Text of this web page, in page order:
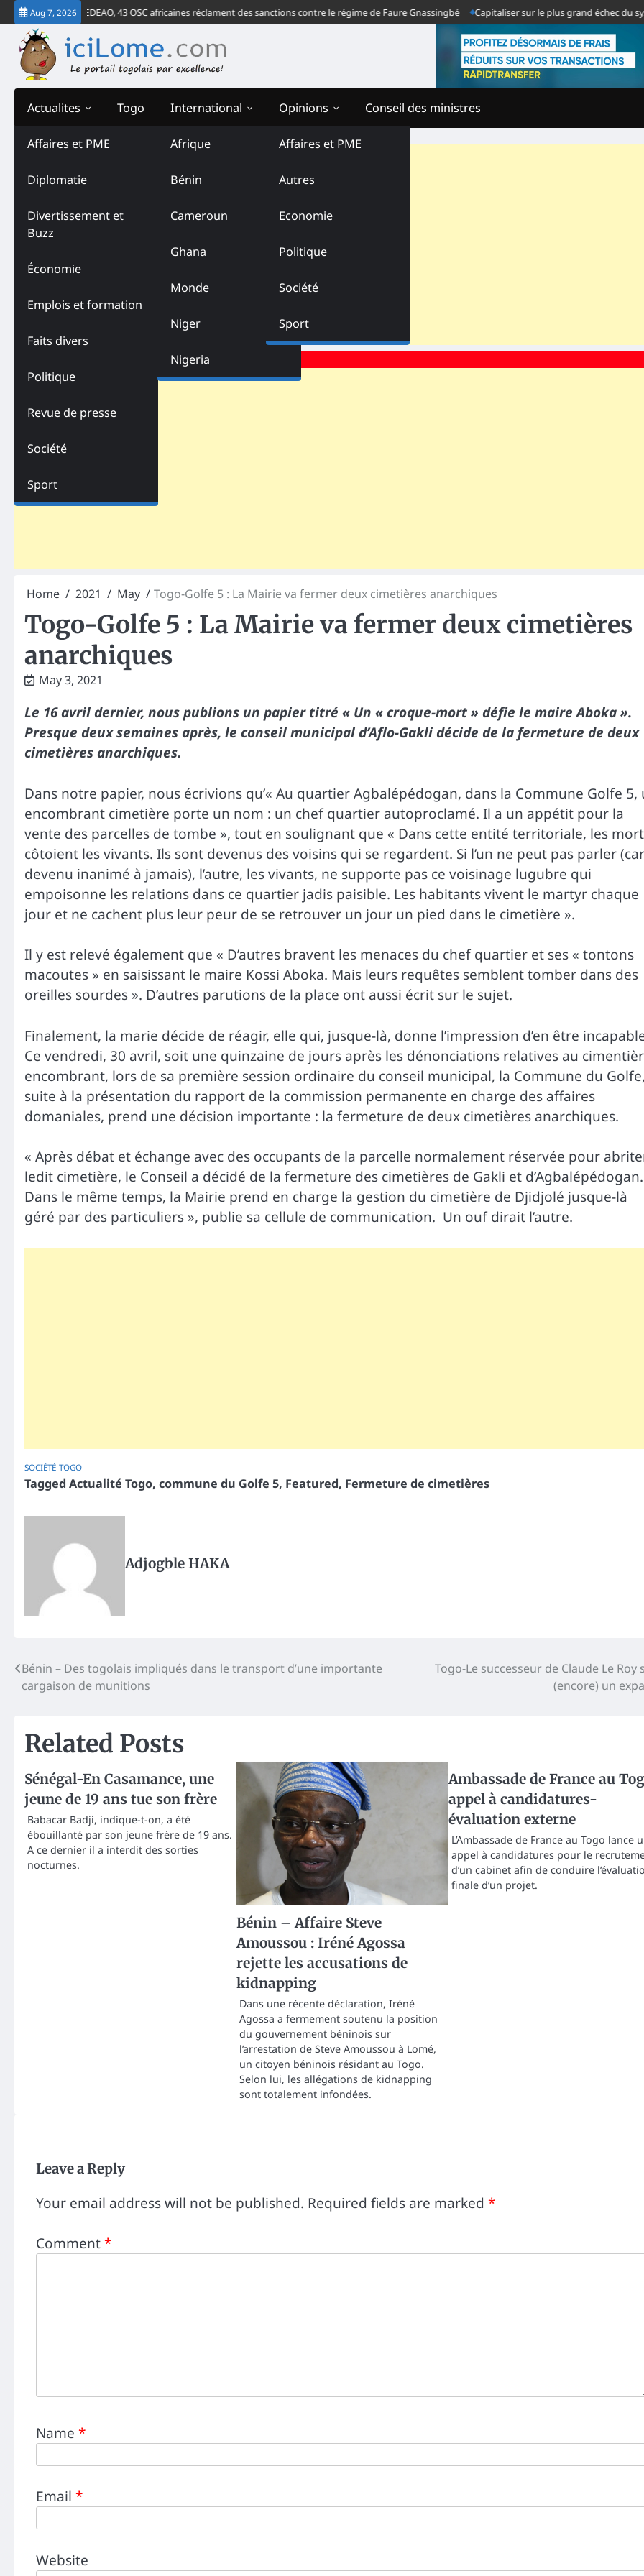
Skip
to
content
Aug 7, 2026
de la CEDEAO, 43 OSC africaines réclament des sanctions contre le régime de Faure Gnassingbé Capitaliser sur le plus grand échec du système
Actualites
Affaires et PME
Diplomatie
Divertissement et
Buzz
Économie
Emplois et formation
Faits divers
Politique
Revue de presse
Société
Sport
Togo International
Afrique
Bénin
Cameroun
Ghana
Monde
Niger
Nigeria
Opinions
Affaires et PME
Autres
Economie
Politique
Société
Sport
Conseil des ministres
Home 2021 May Togo-Golfe 5 : La Mairie va fermer deux cimetières anarchiques
Togo-Golfe 5 : La Mairie va fermer deux cimetières
anarchiques
May 3, 2021
Le 16 avril dernier, nous publions un papier titré « Un « croque-mort » défie le maire Aboka ».
Presque deux semaines après, le conseil municipal d’Aflo-Gakli décide de la fermeture de deux
cimetières anarchiques.
Dans notre papier, nous écrivions qu’« Au quartier Agbalépédogan, dans la Commune Golfe 5,
encombrant cimetière porte un nom : un chef quartier autoproclamé. Il a un appétit pour la
vente des parcelles de tombe », tout en soulignant que « Dans cette entité territoriale, les
côtoient les vivants. Ils sont devenus des voisins qui se regardent. Si l’un ne peut pas parler (car
devenu inanimé à jamais), l’autre, les vivants, ne supporte pas ce voisinage lugubre qui
empoisonne les relations dans ce quartier jadis paisible. Les habitants vivent le martyr chaque
jour et ne cachent plus leur peur de se retrouver un jour un pied dans le cimetière ».
Il y est relevé également que « D’autres bravent les menaces du chef quartier et ses « tontons
macoutes » en saisissant le maire Kossi Aboka. Mais leurs requêtes semblent tomber dans des
oreilles sourdes ». D’autres parutions de la place ont aussi écrit sur le sujet.
Finalement, la marie décide de réagir, elle qui, jusque-là, donne l’impression d’en être
Ce vendredi, 30 avril, soit une quinzaine de jours après les dénonciations relatives au
encombrant, lors de sa première session ordinaire du conseil municipal, la Commune du Golfe,
suite à la présentation du rapport de la commission permanente en charge des affaires
domaniales, prend une décision importante : la fermeture de deux cimetières anarchiques.
« Après débat et échange avec des occupants de la parcelle normalement réservée pour
ledit cimetière, le Conseil a décidé de la fermeture des cimetières de Gakli et d’Agbalépédogan.
Dans le même temps, la Mairie prend en charge la gestion du cimetière de Djidjolé jusque-là
géré par des particuliers », publie sa cellule de communication. Un ouf dirait l’autre.
SOCIÉTÉ TOGO
Tagged Actualité Togo, commune du Golfe 5, Featured, Fermeture de cimetières
Adjogble HAKA
Post
navigation
Bénin – Des togolais impliqués dans le transport d’une importante
cargaison de munitions
Togo-Le successeur de Claude Le Roy
(encore) un
Related Posts
Sénégal-En Casamance, une
jeune de 19 ans tue son frère
Babacar Badji, indique-t-on, a été
ébouillanté par son jeune frère de 19 ans.
A ce dernier il a interdit des sorties
nocturnes.
Bénin – Affaire Steve
Amoussou : Iréné Agossa
rejette les accusations de
kidnapping
Dans une récente déclaration, Iréné
Agossa a fermement soutenu la position
du gouvernement béninois sur
l’arrestation de Steve Amoussou à Lomé,
un citoyen béninois résidant au Togo.
Selon lui, les allégations de kidnapping
sont totalement infondées.
Ambassade de France au
appel à candidatures-
évaluation externe
L’Ambassade de France au Togo lance
appel à candidatures pour le
d’un cabinet afin de conduire
finale d’un projet.
Leave a Reply
Your email address will not be published. Required fields are marked *
Comment*
Name *
Email *
Website